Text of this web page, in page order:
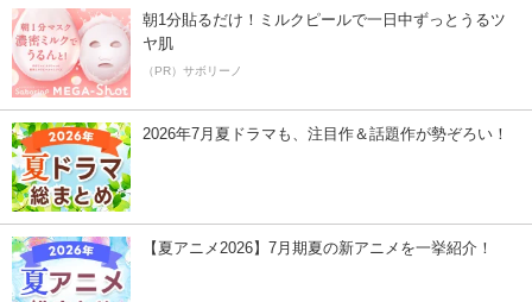
朝1分貼るだけ！ミルクピールで一日中ずっとうるツ
ヤ肌
（PR）サボリーノ
2026年7月夏ドラマも、注目作＆話題作が勢ぞろい！
【夏アニメ2026】7月期夏の新アニメを一挙紹介！